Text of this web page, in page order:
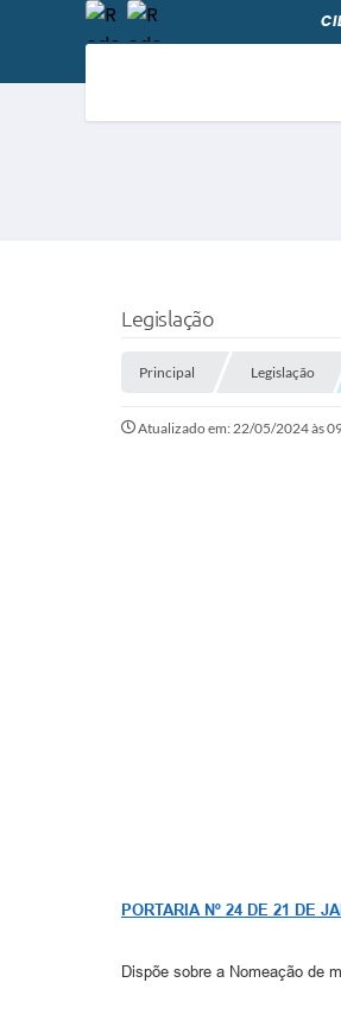
Legislação
Principal Legislação
Atualizado em: 22/05/2024 às
PORTARIA Nº 24 DE 21 DE
Dispõe sobre a Nomeação de